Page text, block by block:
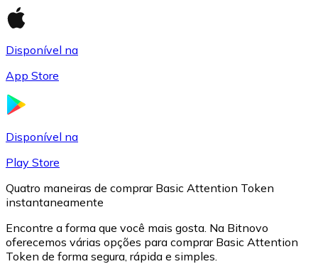
Disponível na
App Store
Disponível na
Play Store
Quatro maneiras de comprar Basic Attention Token
instantaneamente
Encontre a forma que você mais gosta. Na Bitnovo
oferecemos várias opções para comprar Basic Attention
Token de forma segura, rápida e simples.